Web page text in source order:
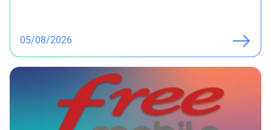
05/08/2026